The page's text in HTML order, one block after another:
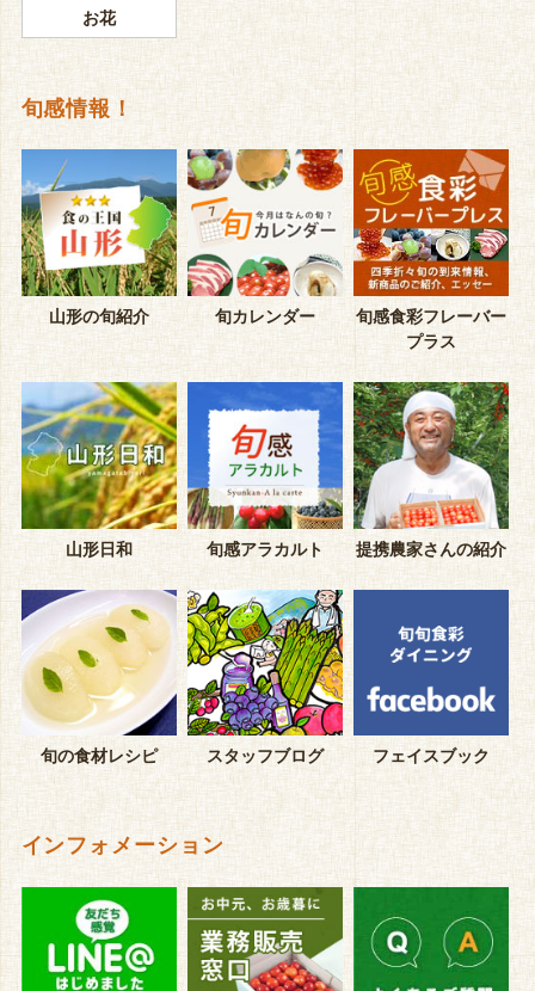
お花
旬感情報！
山形の旬紹介 旬カレンダー
旬感食彩フレーバー
プラス
山形日和 旬感アラカルト 提携農家さんの紹介
旬の食材レシピ スタッフブログ フェイスブック
インフォメーション